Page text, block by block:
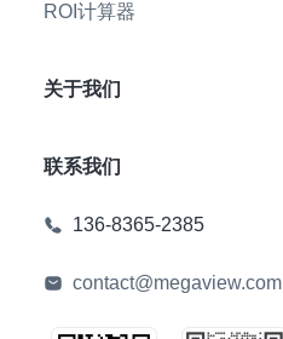
ROI计算器
关于我们
联系我们
136-8365-2385
contact@megaview.com